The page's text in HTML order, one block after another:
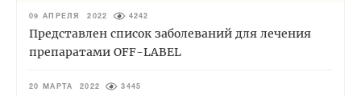
09 АПРЕЛЯ 2022 4242
Представлен список заболеваний для лечения
препаратами OFF-LABEL
20 МАРТА 2022 3445